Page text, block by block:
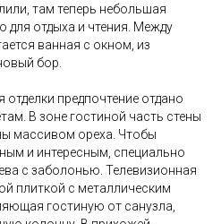
там теперь небольшая
для отдыха и чтения. Между
ванная с окном, из
бор.
предпочтение отдано
В зоне гостиной часть стены
массивом ореха. Чтобы
и интересным, специально
с заболонью. Телевизионная
плиткой с металлическим
гостиную от санузла,